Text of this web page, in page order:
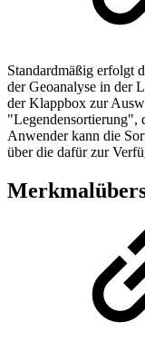
Standardmäßig erfolgt
der Geoanalyse in der
der Klappbox zur
"Legendensortierung",
Anwender kann die
über die dafür zur